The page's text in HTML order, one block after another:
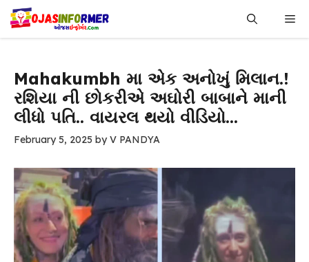
Skip
content
Mahakumbh મા એક અનોખું મિલાન.!
રશિયા ની છોકરીએ અઘોરી બાબાને માની
લીધો પતિ.. વાયરલ થયો વીડિયો…
February 5, 2025 byV PANDYA